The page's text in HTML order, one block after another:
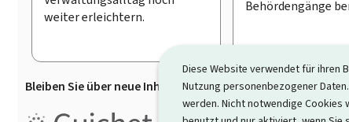
Diese Website verwendet für ihren
Nutzung personenbezogener
werden. Nicht notwendige
weiter erleichtern.
Behördengänge
Bleiben Sie über neue Inhalte auf Guichet.lu informiert
Guichet.lu ist ein